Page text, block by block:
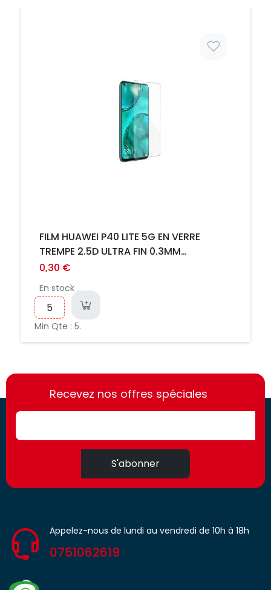
FILM HUAWEI P40 LITE 5G EN VERRE
TREMPE 2.5D ULTRA FIN 0.3MM
INCASSABLE
0,30 €
En stock
Min Qte : 5.
https://france-
access.fr
https://france-
access.fr
Recevez nos offres spéciales
S'abonner
Appelez-nous de lundi au vendredi de 10h à 18h
0751062619